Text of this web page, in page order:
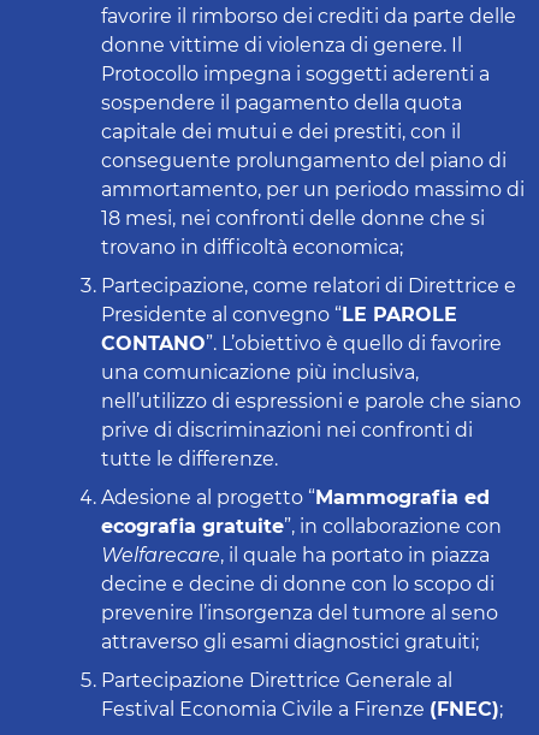
favorire il rimborso dei crediti da parte delle
donne vittime di violenza di genere. Il
Protocollo impegna i soggetti aderenti a
sospendere il pagamento della quota
capitale dei mutui e dei prestiti, con il
conseguente prolungamento del piano di
ammortamento, per un periodo massimo di
18 mesi, nei confronti delle donne che si
trovano in difficoltà economica;
Partecipazione, come relatori di Direttrice e
Presidente al convegno “ LE PAROLE
CONTANO”. L’obiettivo è quello di favorire
una comunicazione più inclusiva,
nell’utilizzo di espressioni e parole che siano
prive di discriminazioni nei confronti di
tutte le differenze.
Adesione al progetto “ Mammografia ed
ecografia gratuite”, in collaborazione con
Welfarecare, il quale ha portato in piazza
decine e decine di donne con lo scopo di
prevenire l’insorgenza del tumore al seno
attraverso gli esami diagnostici gratuiti;
Partecipazione Direttrice Generale al
Festival Economia Civile a Firenze (FNEC);